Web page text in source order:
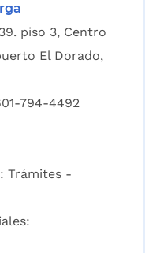
piso 3, Centro
El Dorado,
794-4492
Trámites -